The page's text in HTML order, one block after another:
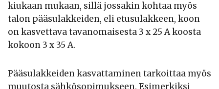
kiukaan mukaan, sillä jossakin kohtaa myös
talon pääsulakkeiden, eli etusulakkeen, koon
on kasvettava tavanomaisesta 3 x 25 A koosta
kokoon 3 x 35 A.
Pääsulakkeiden kasvattaminen tarkoittaa myös
muutosta sähkösopimukseen. Esimerkiksi